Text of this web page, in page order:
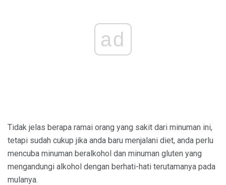
ad
Tidak jelas berapa ramai orang yang sakit dari minuman ini,
tetapi sudah cukup jika anda baru menjalani diet, anda perlu
mencuba minuman beralkohol dan minuman gluten yang
mengandungi alkohol dengan berhati-hati terutamanya pada
mulanya.